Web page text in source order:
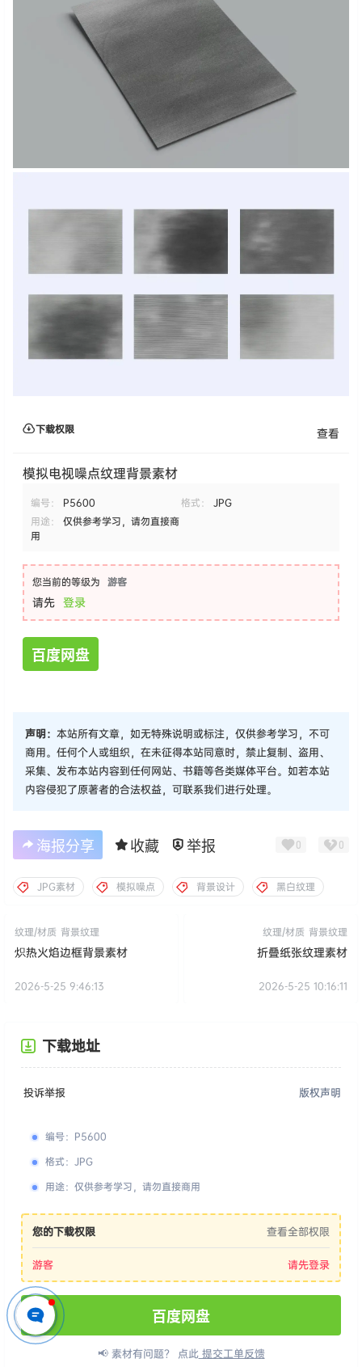
下载权限 查看
模拟电视噪点纹理背景素材
编号： P5600 格式：
JPG
用途：
仅供参考学习，请勿直接商
用
您当前的等级为 游客
请先 登录
百度网盘
声明： 本站所有文章，如无特殊说明或标注，仅供参考学习，不可
商用。任何个人或组织，在未征得本站同意时，禁止复制、盗用、
采集、发布本站内容到任何网站、书籍等各类媒体平台。如若本站
内容侵犯了原著者的合法权益，可联系我们进行处理。
海报分享 收藏 举报 0 0
JPG素材 模拟噪点 背景设计 黑白纹理
纹理/材质 背景纹理
炽热火焰边框背景素材
2026-5-25 9:46:13
纹理/材质 背景纹理
折叠纸张纹理素材
2026-5-25 10:16:11
下载地址
投诉举报 版权声明
编号： P5600
格式： JPG
用途： 仅供参考学习，请勿直接商用
您的下载权限 查看全部权限
游客 请先登录
百度网盘
📢 素材有问题？ 点此提交工单反馈